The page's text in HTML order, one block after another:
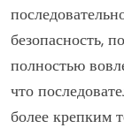
безопасность,
полностью
что
более крепким